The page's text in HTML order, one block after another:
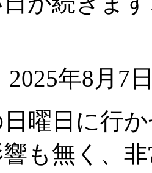
2025年8月7
曜日に行
も無く、